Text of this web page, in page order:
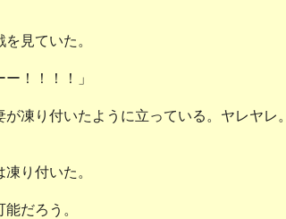
見ていた。
！！！！」
凍り付いたように立っている。ヤレヤレ。
り付いた。
だろう。